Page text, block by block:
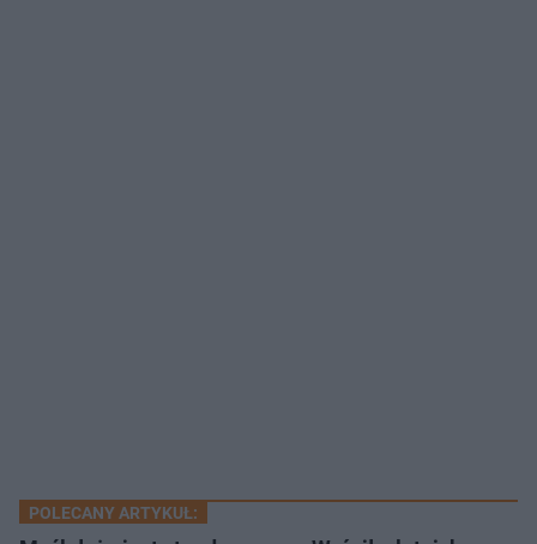
POLECANY ARTYKUŁ: